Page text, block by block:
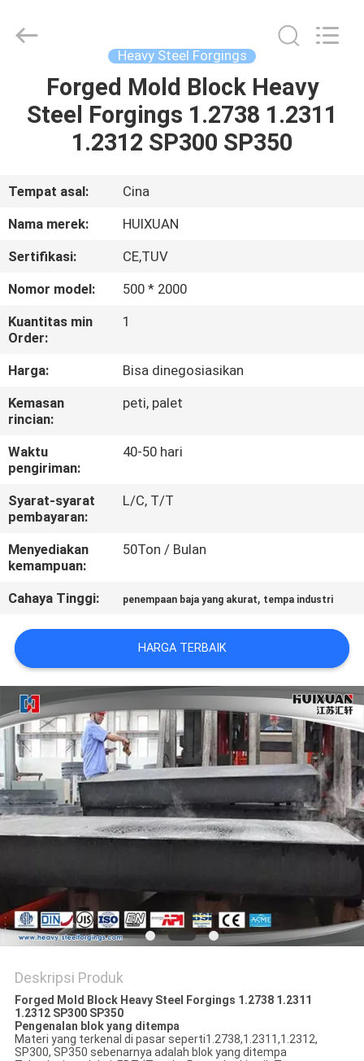
RUMAH
PRODUK
VIDEO
KAMI
TUR
PABRIK
KONTROL
KUALITAS
SITEMAP
PRIVACY
POLICY
ENERGY
EQUIPMENT
Heavy Steel Forgings
Forged Mold Block Heavy
Steel Forgings 1.2738 1.2311
1.2312 SP300 SP350
Tempat asal:
Cina
Nama merek:
HUIXUAN
Sertifikasi:
CE,TUV
Nomor model:
500 * 2000
Kuantitas min
Order:
1
Harga:
Bisa dinegosiasikan
Kemasan
rincian:
peti, palet
Waktu
pengiriman:
40-50 hari
Syarat-syarat
pembayaran:
L/C, T/T
Menyediakan
kemampuan:
50Ton / Bulan
Cahaya Tinggi: penempaan baja yang akurat, tempa industri
HARGA TERBAIK
Deskripsi Produk
Forged Mold Block Heavy Steel Forgings 1.2738 1.2311
1.2312 SP300 SP350
Pengenalan blok yang ditempa
Materi yang terkenal di pasar seperti1.2738,1.2311,1.2312,
SP300, SP350 sebenarnya adalah blok yang ditempa